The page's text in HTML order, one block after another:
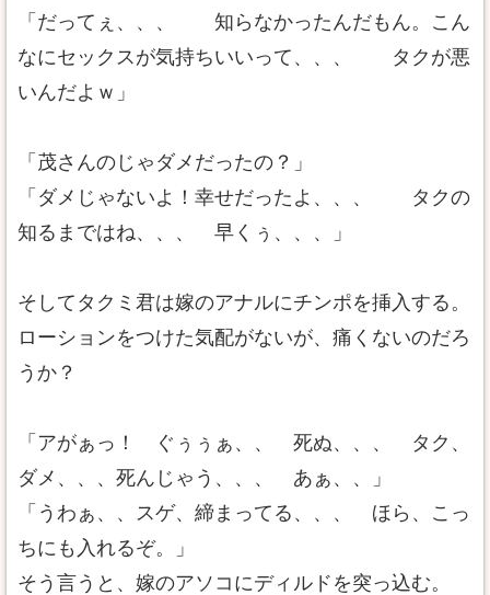
「だってぇ、、、 知らなかったんだもん。こん
なにセックスが気持ちいいって、、、 タクが悪
いんだよｗ」
「茂さんのじゃダメだったの？」
「ダメじゃないよ！幸せだったよ、、、 タクの
知るまではね、、、 早くぅ、、、」
そしてタクミ君は嫁のアナルにチンポを挿入する。
ローションをつけた気配がないが、痛くないのだろ
うか？
「アがぁっ！ ぐぅぅぁ、、 死ぬ、、、 タク、
ダメ、、、死んじゃう、、、 あぁ、、」
「うわぁ、、スゲ、締まってる、、、 ほら、こっ
ちにも入れるぞ。」
そう言うと、嫁のアソコにディルドを突っ込む。